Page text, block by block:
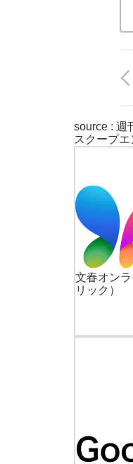
source : 週
スクープエ
文春オン
リック）